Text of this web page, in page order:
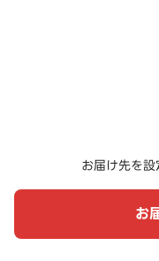
お届け先を設
お